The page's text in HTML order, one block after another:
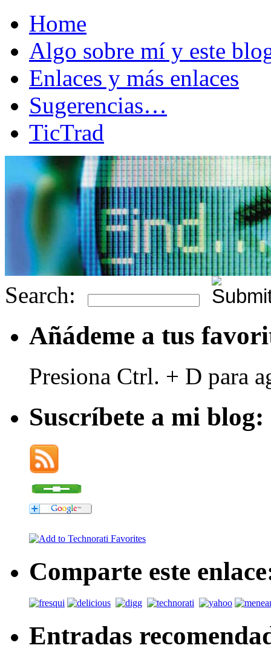
Home
Algo sobre mí y este
Enlaces y más enlaces
Sugerencias…
TicTrad
Search:
Añádeme a tus
Presiona Ctrl. + D para
Suscríbete a mi blog:
Comparte este
Entradas